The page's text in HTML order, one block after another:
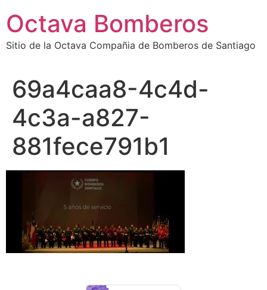
Octava Bomberos
Sitio de la Octava Compañia de Bomberos de Santiago
69a4caa8-4c4d-
4c3a-a827-
881fece791b1